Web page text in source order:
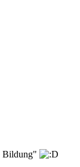
Bildung"